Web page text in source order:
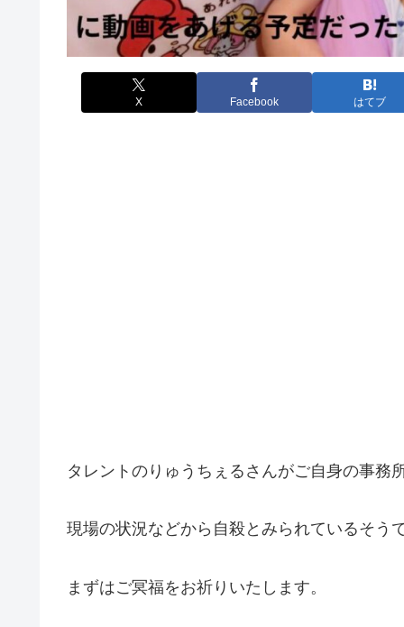
X Facebook はてブ
タレントのりゅうちぇるさんがご自身の事務
現場の状況などから自殺とみられているそう
まずはご冥福をお祈りいたします。